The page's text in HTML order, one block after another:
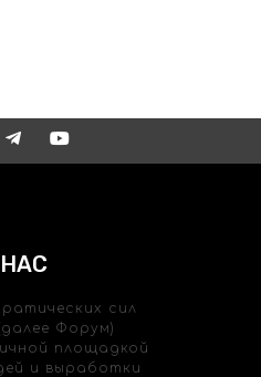
сил
Форум)
площадкой
и выработки